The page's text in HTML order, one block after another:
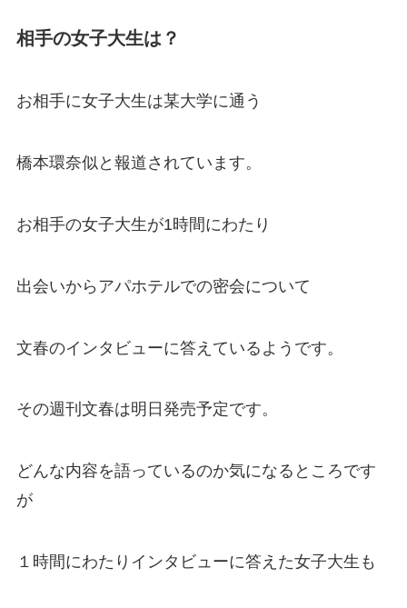
相手の女子大生は？
お相手に女子大生は某大学に通う
橋本環奈似と報道されています。
お相手の女子大生が1時間にわたり
出会いからアパホテルでの密会について
文春のインタビューに答えているようです。
その週刊文春は明日発売予定です。
どんな内容を語っているのか気になるところです
が
１時間にわたりインタビューに答えた女子大生も